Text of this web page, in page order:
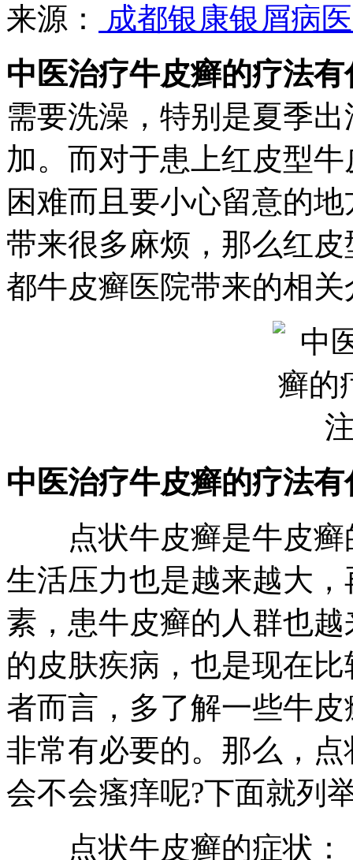
来源：
成都银康银屑病
中医治疗牛皮癣的疗法
需要洗澡，特别是夏季
加。而对于患上红皮型
困难而且要小心留意的
带来很多麻烦，那么红
都牛皮癣医院带来的相关
中医治疗牛皮癣的疗法
点状牛皮癣是牛皮癣
生活压力也是越来越大
素，患牛皮癣的人群也
的皮肤疾病，也是现在
者而言，多了解一些牛
非常有必要的。那么，
会不会瘙痒呢?下面就列
点状牛皮癣的症状：